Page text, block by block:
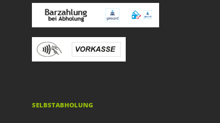
SELBSTABHOLUNG